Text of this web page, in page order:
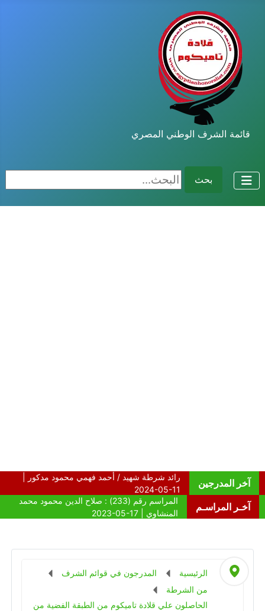
قائمة الشرف الوطني المصري
بحث البحث...
آخر المدرجين
آخـر المراسـم
الرئيسية
المدرجون في قوائم الشرف
من الشرطة
الحاصلون علي قلادة تاميكوم من الطبقة الفضية من